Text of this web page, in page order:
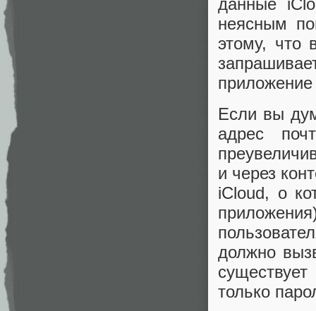
данные
неясным
этому, что
Если вы
адрес
и через
iCloud, о
должно
только